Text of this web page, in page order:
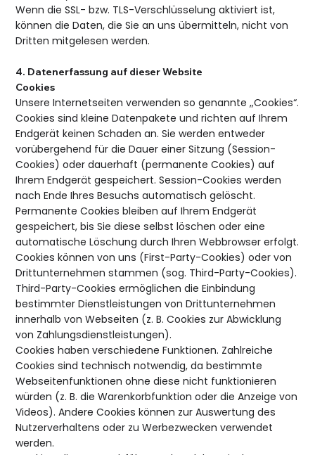
Wenn die SSL- bzw. TLS-Verschlüsselung aktiviert ist,
können die Daten, die Sie an uns übermitteln, nicht von
Dritten mitgelesen werden.
4. Datenerfassung auf dieser Website
Cookies
Unsere Internetseiten verwenden so genannte „Cookies“.
Cookies sind kleine Datenpakete und richten auf Ihrem
Endgerät keinen Schaden an. Sie werden entweder
vorübergehend für die Dauer einer Sitzung (Session-
Cookies) oder dauerhaft (permanente Cookies) auf
Ihrem Endgerät gespeichert. Session-Cookies werden
nach Ende Ihres Besuchs automatisch gelöscht.
Permanente Cookies bleiben auf Ihrem Endgerät
gespeichert, bis Sie diese selbst löschen oder eine
automatische Löschung durch Ihren Webbrowser erfolgt.
Cookies können von uns (First-Party-Cookies) oder von
Drittunternehmen stammen (sog. Third-Party-Cookies).
Third-Party-Cookies ermöglichen die Einbindung
bestimmter Dienstleistungen von Drittunternehmen
innerhalb von Webseiten (z. B. Cookies zur Abwicklung
von Zahlungsdienstleistungen).
Cookies haben verschiedene Funktionen. Zahlreiche
Cookies sind technisch notwendig, da bestimmte
Webseitenfunktionen ohne diese nicht funktionieren
würden (z. B. die Warenkorbfunktion oder die Anzeige von
Videos). Andere Cookies können zur Auswertung des
Nutzerverhaltens oder zu Werbezwecken verwendet
werden.